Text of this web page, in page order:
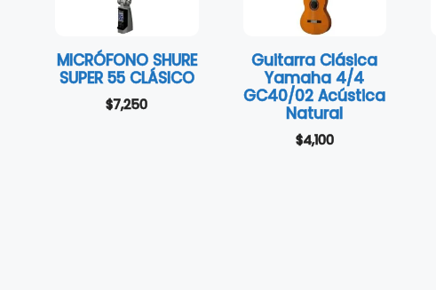
MICRÓFONO SHURE
SUPER 55 CLÁSICO
$7,250
Guitarra Clásica
Yamaha 4/4
GC40/02 Acústica
Natural
$4,100